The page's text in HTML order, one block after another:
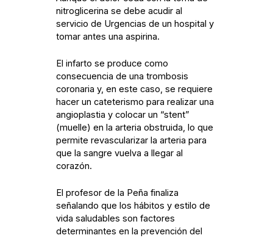
nitroglicerina se debe acudir al
servicio de Urgencias de un hospital y
tomar antes una aspirina.
El infarto se produce como
consecuencia de una trombosis
coronaria y, en este caso, se requiere
hacer un cateterismo para realizar una
angioplastia y colocar un “stent”
(muelle) en la arteria obstruida, lo que
permite revascularizar la arteria para
que la sangre vuelva a llegar al
corazón.
El profesor de la Peña finaliza
señalando que los hábitos y estilo de
vida saludables son factores
determinantes en la prevención del